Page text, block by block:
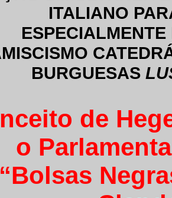
ITALIANO
BURGUESAS
de
o